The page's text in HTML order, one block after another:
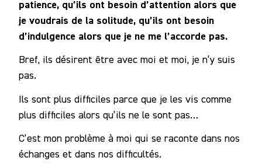
patience, qu’ils ont besoin d’attention alors que
je voudrais de la solitude, qu’ils ont besoin
d’indulgence alors que je ne me l’accorde pas.
Bref, ils désirent être avec moi et moi, je n’y suis
pas.
Ils sont plus difficiles parce que je les vis comme
plus difficiles alors qu’ils ne le sont pas…
C’est mon problème à moi qui se raconte dans nos
échanges et dans nos difficultés.